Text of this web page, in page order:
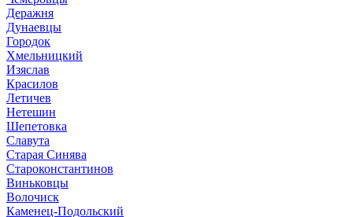
Деражня
Дунаевцы
Городок
Хмельницкий
Изяслав
Красилов
Летичев
Нетешин
Шепетовка
Славута
Старая Синява
Староконстантинов
Виньковцы
Волочиск
Каменец-Подольский